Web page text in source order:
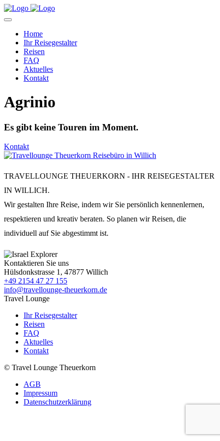
Home
Ihr Reisegestalter
Reisen
FAQ
Aktuelles
Kontakt
Agrinio
Es gibt keine Touren im Moment.
Kontakt
TRAVELLOUNGE THEUERKORN - IHR REISEGESTALTER
IN WILLICH.
Wir gestalten Ihre Reise, indem wir Sie persönlich kennenlernen,
respektieren und kreativ beraten. So planen wir Reisen, die
individuell auf Sie abgestimmt ist.
Kontaktieren Sie uns
Hülsdonkstrasse 1, 47877 Willich
+49 2154 47 27 155
info@travellounge-theuerkorn.de
Travel Lounge
Ihr Reisegestalter
Reisen
FAQ
Aktuelles
Kontakt
© Travel Lounge Theuerkorn
AGB
Impressum
Datenschutzerklärung